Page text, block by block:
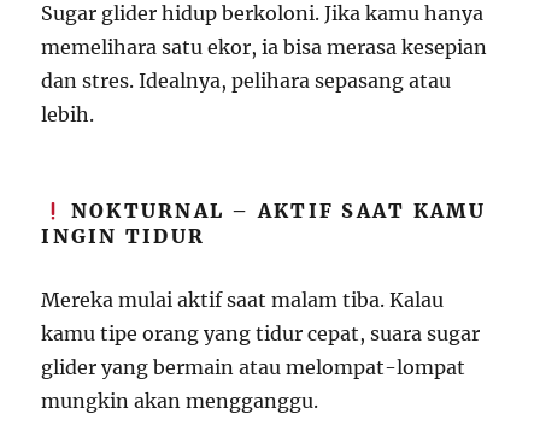
Sugar glider hidup berkoloni. Jika kamu hanya
memelihara satu ekor, ia bisa merasa kesepian
dan stres. Idealnya, pelihara sepasang atau
lebih.
NOKTURNAL – AKTIF SAAT KAMU
INGIN TIDUR
Mereka mulai aktif saat malam tiba. Kalau
kamu tipe orang yang tidur cepat, suara sugar
glider yang bermain atau melompat-lompat
mungkin akan mengganggu.